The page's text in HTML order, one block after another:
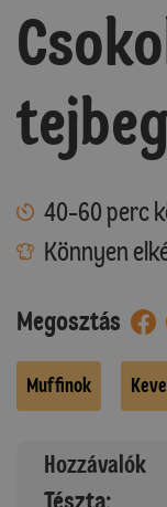
40-60 perc
Könnyen
Megosztás
Muffinok
Hozzávalók
Tészta: